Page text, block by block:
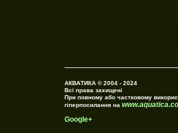
АКВАТИКА © 2004 - 2024
Всі права захищені
При повному або частковому
гіперпосилання на
Google+